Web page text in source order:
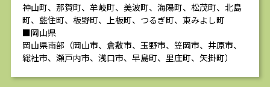
神山町、那賀町、牟岐町、美波町、海陽町、松茂町、北島
町、藍住町、板野町、上板町、つるぎ町、東みよし町
■岡山県
岡山県南部（岡山市、倉敷市、玉野市、笠岡市、井原市、
総社市、瀬戸内市、浅口市、早島町、里庄町、矢掛町）